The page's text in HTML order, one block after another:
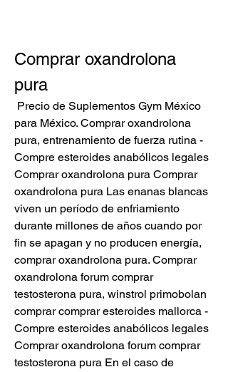
Comprar oxandrolona
pura
para México. Comprar oxandrolona
pura, entrenamiento de fuerza rutina -
Compre esteroides anabólicos legales
Comprar oxandrolona pura Comprar
oxandrolona pura Las enanas blancas
viven un período de enfriamiento
durante millones de años cuando por
fin se apagan y no producen energía,
comprar oxandrolona pura. Comprar
oxandrolona forum comprar
testosterona pura, winstrol primobolan
comprar comprar esteroides mallorca -
Compre esteroides anabólicos legales
Comprar oxandrolona forum comprar
testosterona pura En el caso de